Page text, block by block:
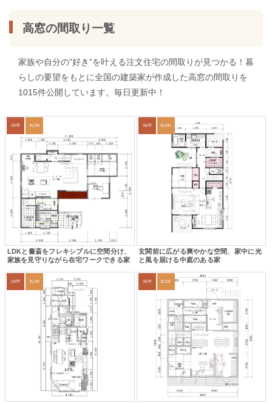
高窓の間取り一覧
家族や自分の”好き”を叶える注文住宅の間取りが見つかる！暮
らしの要望をもとに全国の建築家が作成した高窓の間取りを
1015件公開しています。毎日更新中！
39坪 4LDK
LDKと書斎をフレキシブルに空間分け、
家族を見守りながら在宅ワークできる家
36坪 4LDK
玄関前に広がる爽やかな空間、家中に光
と風を届ける中庭のある家
29坪 3LDK 35坪 3LDK